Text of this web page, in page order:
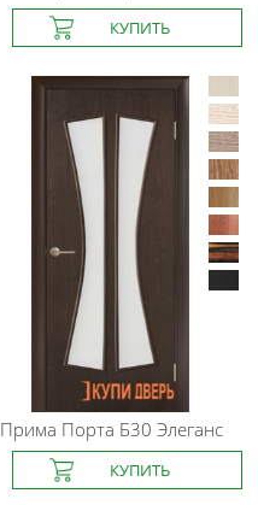
Прима Порта Б30 Элеганс